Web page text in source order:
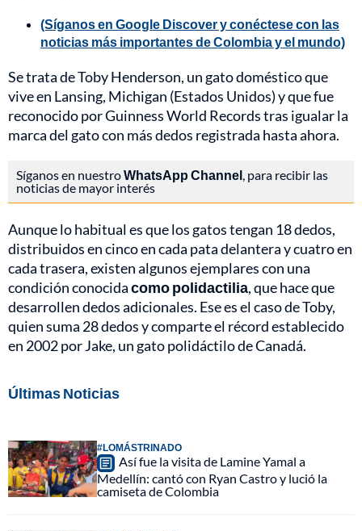
(Síganos en Google Discover y conéctese con las
noticias más importantes de Colombia y el mundo)
Se trata de Toby Henderson, un gato doméstico que
vive en Lansing, Michigan (Estados Unidos) y que fue
reconocido por Guinness World Records tras igualar la
marca del gato con más dedos registrada hasta ahora.
Síganos en nuestroWhatsApp Channel, para recibir las
noticias de mayor interés
Aunque lo habitual es que los gatos tengan 18 dedos,
distribuidos en cinco en cada pata delantera y cuatro en
cada trasera, existen algunos ejemplares con una
condición conocidacomo polidactilia, que hace que
desarrollen dedos adicionales. Ese es el caso de Toby,
quien suma 28 dedos y comparte el récord establecido
en 2002 por Jake, un gato polidáctilo de Canadá.
Últimas Noticias
#LOMÁSTRINADO
Así fue la visita de Lamine Yamal a
Medellín: cantó con Ryan Castro y lució la
camiseta de Colombia